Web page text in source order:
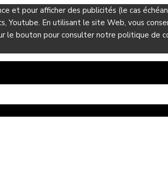
et pour afficher des publicités (le cas
Youtube. En utilisant le site Web, vous
le bouton pour consulter notre politique de